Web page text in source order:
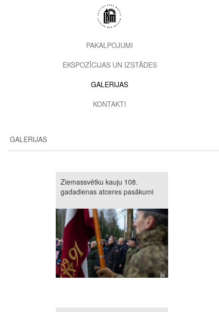
level
PAKALPOJUMI
EKSPOZĪCIJAS UN IZSTĀDES
GALERIJAS
KONTAKTI
GALERIJAS
Ziemassvētku kauju 108.
gadadienas atceres pasākumi